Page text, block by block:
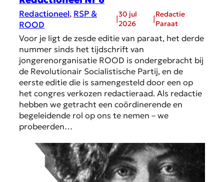
Redactioneel, RSP &
ROOD
|30 jul
2026
Redactie
Paraat
Voor je ligt de zesde editie van paraat, het derde
nummer sinds het tijdschrift van
jongerenorganisatie ROOD is ondergebracht bij
de Revolutionair Socialistische Partij, en de
eerste editie die is samengesteld door een op
het congres verkozen redactieraad. Als redactie
hebben we getracht een coördinerende en
begeleidende rol op ons te nemen – we
probeerden…